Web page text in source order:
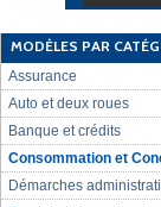
MODÈLES PAR
Assurance
Auto et deux roues
Banque et crédits
Consommation et
Démarches